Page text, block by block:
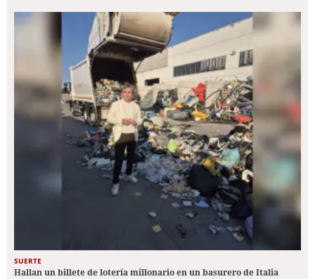
SUERTE
Hallan un billete de lotería millonario en un basurero de Italia